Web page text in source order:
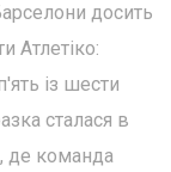
досить
Атлетіко:
із шести
сталася в
де команда